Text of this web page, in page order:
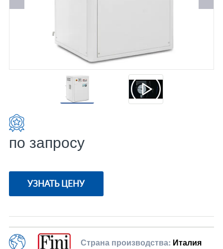
по запросу
УЗНАТЬ ЦЕНУ
Страна производства: Италия